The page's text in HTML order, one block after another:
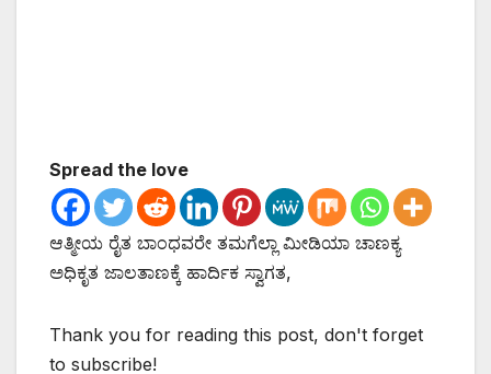
Spread the love
ಆತ್ಮೀಯ ರೈತ ಬಾಂಧವರೇ ತಮಗೆಲ್ಲಾ ಮೀಡಿಯಾ ಚಾಣಕ್ಯ
ಅಧಿಕೃತ ಜಾಲತಾಣಕ್ಕೆ ಹಾರ್ದಿಕ ಸ್ವಾಗತ,
Thank you for reading this post, don't forget
to subscribe!